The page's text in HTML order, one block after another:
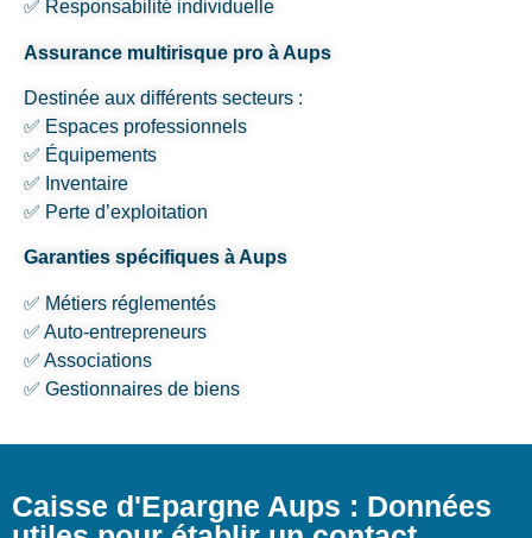
✅ Responsabilité individuelle
Assurance multirisque pro à Aups
Destinée aux différents secteurs :
✅ Espaces professionnels
✅ Équipements
✅ Inventaire
✅ Perte d’exploitation
Garanties spécifiques à Aups
✅ Métiers réglementés
✅ Auto-entrepreneurs
✅ Associations
✅ Gestionnaires de biens
Caisse d'Epargne Aups : Données